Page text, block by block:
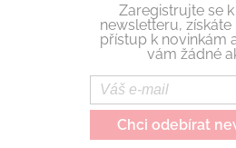
Zaregistrujte se
newsletteru,
přístup k novinkám
vám žádné
Chci odebírat